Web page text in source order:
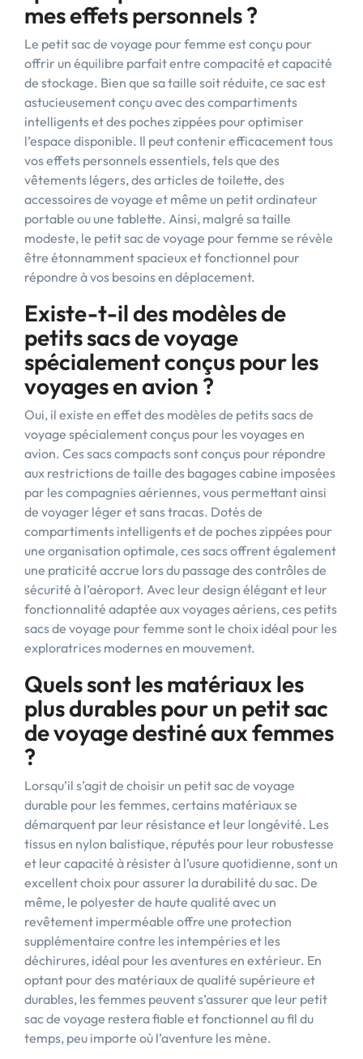
mes effets personnels ?
Le petit sac de voyage pour femme est conçu pour
offrir un équilibre parfait entre compacité et capacité
de stockage. Bien que sa taille soit réduite, ce sac est
astucieusement conçu avec des compartiments
intelligents et des poches zippées pour optimiser
l’espace disponible. Il peut contenir efficacement tous
vos effets personnels essentiels, tels que des
vêtements légers, des articles de toilette, des
accessoires de voyage et même un petit ordinateur
portable ou une tablette. Ainsi, malgré sa taille
modeste, le petit sac de voyage pour femme se révèle
être étonnamment spacieux et fonctionnel pour
répondre à vos besoins en déplacement.
Existe-t-il des modèles de
petits sacs de voyage
spécialement conçus pour les
voyages en avion ?
Oui, il existe en effet des modèles de petits sacs de
voyage spécialement conçus pour les voyages en
avion. Ces sacs compacts sont conçus pour répondre
aux restrictions de taille des bagages cabine imposées
par les compagnies aériennes, vous permettant ainsi
de voyager léger et sans tracas. Dotés de
compartiments intelligents et de poches zippées pour
une organisation optimale, ces sacs offrent également
une praticité accrue lors du passage des contrôles de
sécurité à l’aéroport. Avec leur design élégant et leur
fonctionnalité adaptée aux voyages aériens, ces petits
sacs de voyage pour femme sont le choix idéal pour les
exploratrices modernes en mouvement.
Quels sont les matériaux les
plus durables pour un petit sac
de voyage destiné aux femmes
?
Lorsqu’il s’agit de choisir un petit sac de voyage
durable pour les femmes, certains matériaux se
démarquent par leur résistance et leur longévité. Les
tissus en nylon balistique, réputés pour leur robustesse
et leur capacité à résister à l’usure quotidienne, sont un
excellent choix pour assurer la durabilité du sac. De
même, le polyester de haute qualité avec un
revêtement imperméable offre une protection
supplémentaire contre les intempéries et les
déchirures, idéal pour les aventures en extérieur. En
optant pour des matériaux de qualité supérieure et
durables, les femmes peuvent s’assurer que leur petit
sac de voyage restera fiable et fonctionnel au fil du
temps, peu importe où l’aventure les mène.